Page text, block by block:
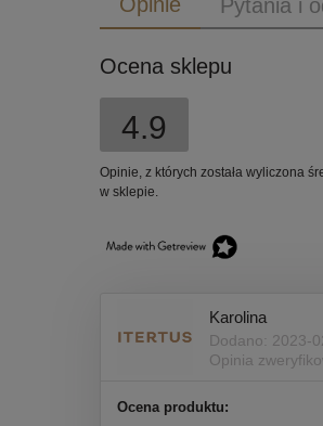
Pytania i
Ocena sklepu
4.9
Opinie, z których została wyliczona
w sklepie.
Karolina
Dodano: 2023-
Opinia
Ocena produktu: